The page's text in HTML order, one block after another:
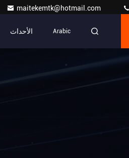
maitekemtk@hotmail.com
الأحداث Arabic